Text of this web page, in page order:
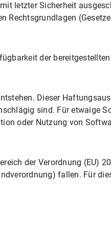
letzter Sicherheit
der
Dieser
sind. Für etwaige
oder Nutzung von
der Verordnung (EU)
fallen. Für